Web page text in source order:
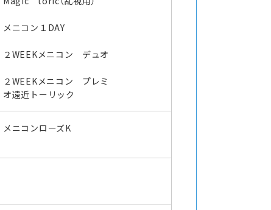
メニコン１DAY
２WEEKメニコン デュオ
２WEEKメニコン プレミ
オ遠近トーリック
メニコンローズK